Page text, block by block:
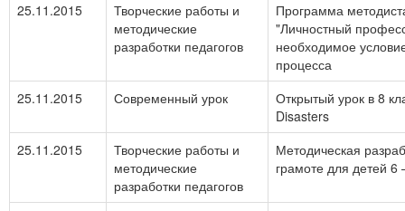
25.11.2015
Творческие работы и
методические
разработки педагогов
Программа
"Личностный
необходимое
процесса
25.11.2015
Современный урок
Открытый урок в 8
Disasters
25.11.2015
Творческие работы и
методические
разработки педагогов
Методическая
грамоте для детей